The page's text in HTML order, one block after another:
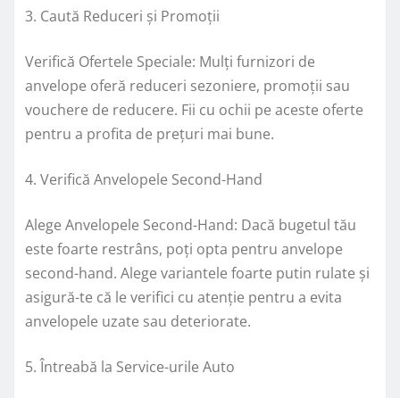
3. Caută Reduceri și Promoții
Verifică Ofertele Speciale: Mulți furnizori de
anvelope oferă reduceri sezoniere, promoții sau
vouchere de reducere. Fii cu ochii pe aceste oferte
pentru a profita de prețuri mai bune.
4. Verifică Anvelopele Second-Hand
Alege Anvelopele Second-Hand: Dacă bugetul tău
este foarte restrâns, poți opta pentru anvelope
second-hand. Alege variantele foarte putin rulate și
asigură-te că le verifici cu atenție pentru a evita
anvelopele uzate sau deteriorate.
5. Întreabă la Service-urile Auto